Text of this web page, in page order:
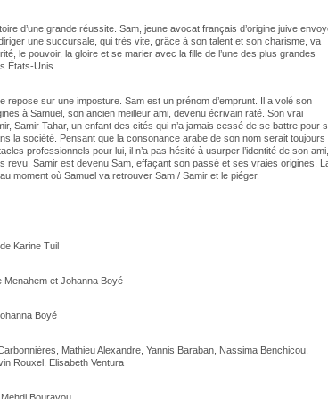
d’une grande réussite. Sam, jeune avocat français d’origine juive
une succursale, qui très vite, grâce à son talent et son charisme, va
le pouvoir, la gloire et se marier avec la fille de l’une des plus grandes
États-Unis.
repose sur une imposture. Sam est un prénom d’emprunt. Il a volé son
à Samuel, son ancien meilleur ami, devenu écrivain raté. Son vrai
Samir Tahar, un enfant des cités qui n’a jamais cessé de se battre pour
la société. Pensant que la consonance arabe de son nom serait toujours
professionnels pour lui, il n’a pas hésité à usurper l’identité de son ami,
revu. Samir est devenu Sam, effaçant son passé et ses vraies origines.
moment où Samuel va retrouver Sam / Samir et le piéger.
Karine Tuil
Menahem et Johanna Boyé
Boyé
Mathieu Alexandre, Yannis Baraban, Nassima Benchicou,
Rouxel, Elisabeth Ventura